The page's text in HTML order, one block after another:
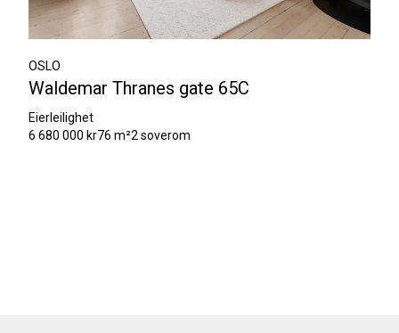
OSLO
Waldemar Thranes gate 65C
Eierleilighet
6 680 000 kr76 m²2 soverom